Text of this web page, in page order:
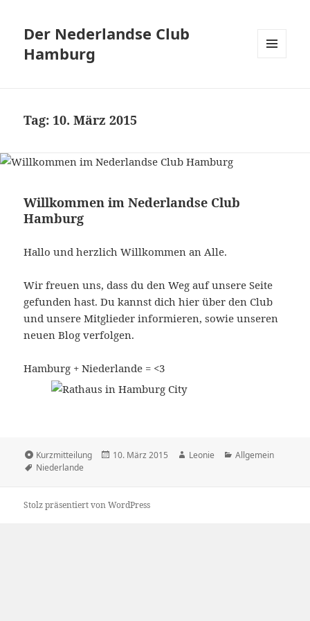
Der Nederlandse Club
Hamburg
Tag:10. März 2015
Willkommen im Nederlandse Club
Hamburg
Hallo und herzlich Willkommen an Alle.
Wir freuen uns, dass du den Weg auf unsere Seite
gefunden hast. Du kannst dich hier über den Club
und unsere Mitglieder informieren, sowie unseren
neuen Blog verfolgen.
Hamburg + Niederlande = <3
Format
Kurzmitteilung
Veröffentlicht
10. März 2015 Autor
Leonie Kategorien
Allgemein
Schlagwörter
Niederlande
Stolz präsentiert von WordPress